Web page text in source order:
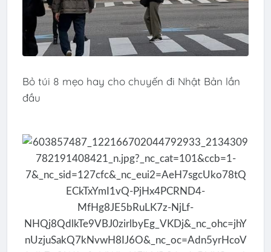
Bỏ túi 8 mẹo hay cho chuyến đi Nhật Bản lần
đầu